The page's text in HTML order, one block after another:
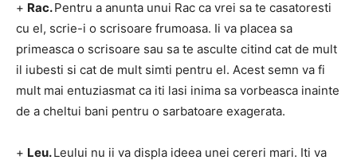
+ Rac.Pentru a anunta unui Rac ca vrei sa te casatoresti
cu el, scrie-i o scrisoare frumoasa. Ii va placea sa
primeasca o scrisoare sau sa te asculte citind cat de mult
il iubesti si cat de mult simti pentru el. Acest semn va fi
mult mai entuziasmat ca iti lasi inima sa vorbeasca inainte
de a cheltui bani pentru o sarbatoare exagerata.
+ Leu.Leului nu ii va displa ideea unei cereri mari. Iti va